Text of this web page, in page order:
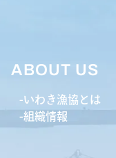
ABOUT US
いわき漁協とは
組織情報